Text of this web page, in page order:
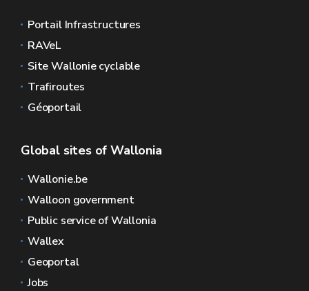
Portail Infrastructures
RAVeL
Site Wallonie cyclable
Trafiroutes
Géoportail
Global sites of Wallonia
Wallonie.be
Walloon government
Public service of Wallonia
Wallex
Geoportal
Jobs